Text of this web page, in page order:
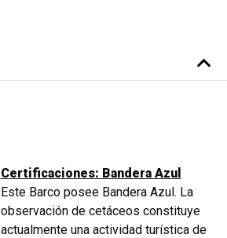
Certificaciones: Bandera Azul
Este Barco posee Bandera Azul. La
observación de cetáceos constituye
actualmente una actividad turística de